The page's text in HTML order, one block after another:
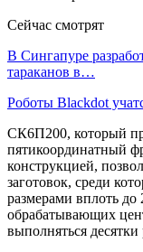
Сейчас смотрят
В Сингапуре
тараканов в…
Роботы Blackdot
СК6П200, который
пятикоординатный
конструкцией,
заготовок, среди
размерами вплоть
обрабатывающих
выполняться